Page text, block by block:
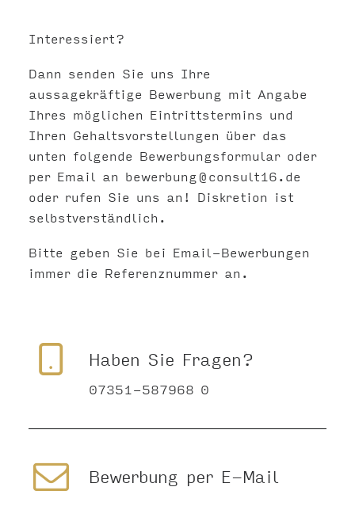
Interessiert?
Dann senden Sie uns Ihre
aussagekräftige Bewerbung mit Angabe
Ihres möglichen Eintrittstermins und
Ihren Gehaltsvorstellungen über das
unten folgende Bewerbungsformular oder
per Email an bewerbung@consult16.de
oder rufen Sie uns an! Diskretion ist
selbstverständlich.
Bitte geben Sie bei Email-Bewerbungen
immer die Referenznummer an.
Haben Sie Fragen?
07351-587968 0
Bewerbung per E-Mail